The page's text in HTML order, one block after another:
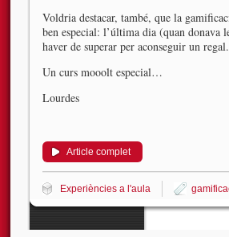
Voldria destacar, també, que la
ben especial: l’última dia (quan donava
haver de superar per aconseguir un
Un curs mooolt especial…
Lourdes
Article complet
Experiències a l'aula